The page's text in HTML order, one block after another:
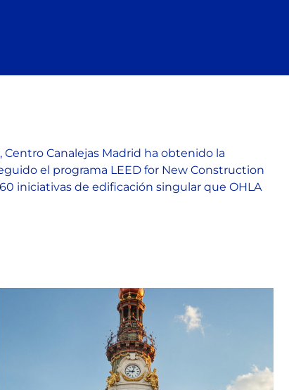
Canalejas Madrid ha obtenido la
el programa LEED for New Construction
iniciativas de edificación singular que OHLA